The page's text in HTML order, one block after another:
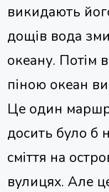
викидають
дощів вода
океану.
піною океан
Це один
досить було б
сміття на
вулицях. Але